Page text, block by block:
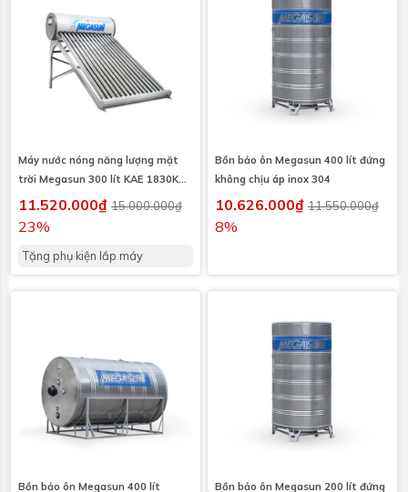
Máy nước nóng năng lượng mặt
trời Megasun 300 lít KAE 1830KAE
I304
11.520.000₫ 15.000.000₫
23%
Tặng phụ kiện lắp máy
Bồn bảo ôn Megasun 400 lít đứng
không chịu áp inox 304
10.626.000₫ 11.550.000₫
8%
Bồn bảo ôn Megasun 400 lít
Bồn bảo ôn Megasun 200 lít đứng